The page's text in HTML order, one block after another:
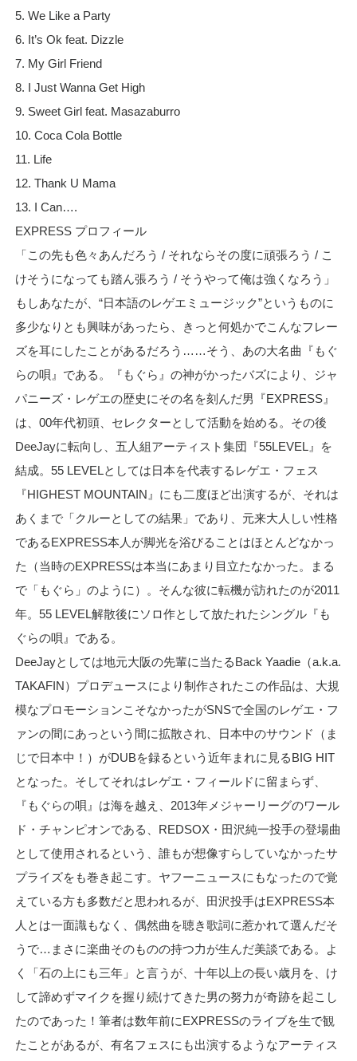
5. We Like a Party
6. It’s Ok feat. Dizzle
7. My Girl Friend
8. I Just Wanna Get High
9. Sweet Girl feat. Masazaburro
10. Coca Cola Bottle
11. Life
12. Thank U Mama
13. I Can….
EXPRESS プロフィール
「この先も色々あんだろう / それならその度に頑張ろう / こ
けそうになっても踏ん張ろう / そうやって俺は強くなろう」
もしあなたが、“日本語のレゲエミュージック”というものに
多少なりとも興味があったら、きっと何処かでこんなフレー
ズを耳にしたことがあるだろう……そう、あの大名曲『もぐ
らの唄』である。『もぐら』の神がかったバズにより、ジャ
パニーズ・レゲエの歴史にその名を刻んだ男『EXPRESS』
は、00年代初頭、セレクターとして活動を始める。その後
DeeJayに転向し、五人組アーティスト集団『55LEVEL』を
結成。55 LEVELとしては日本を代表するレゲエ・フェス
『HIGHEST MOUNTAIN』にも二度ほど出演するが、それは
あくまで「クルーとしての結果」であり、元来大人しい性格
であるEXPRESS本人が脚光を浴びることはほとんどなかっ
た（当時のEXPRESSは本当にあまり目立たなかった。まる
で「もぐら」のように）。そんな彼に転機が訪れたのが2011
年。55 LEVEL解散後にソロ作として放たれたシングル『も
ぐらの唄』である。
DeeJayとしては地元大阪の先輩に当たるBack Yaadie（a.k.a.
TAKAFIN）プロデュースにより制作されたこの作品は、大規
模なプロモーションこそなかったがSNSで全国のレゲエ・フ
ァンの間にあっという間に拡散され、日本中のサウンド（ま
じで日本中！）がDUBを録るという近年まれに見るBIG HIT
となった。そしてそれはレゲエ・フィールドに留まらず、
『もぐらの唄』は海を越え、2013年メジャーリーグのワール
ド・チャンピオンである、REDSOX・田沢純一投手の登場曲
として使用されるという、誰もが想像すらしていなかったサ
プライズをも巻き起こす。ヤフーニュースにもなったので覚
えている方も多数だと思われるが、田沢投手はEXPRESS本
人とは一面識もなく、偶然曲を聴き歌詞に惹かれて選んだそ
うで…まさに楽曲そのものの持つ力が生んだ美談である。よ
く「石の上にも三年」と言うが、十年以上の長い歳月を、け
して諦めずマイクを握り続けてきた男の努力が奇跡を起こし
たのであった！筆者は数年前にEXPRESSのライブを生で観
たことがあるが、有名フェスにも出演するようなアーティス